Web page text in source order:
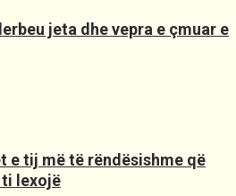
jeta dhe vepra e çmuar e
e tij më të rëndësishme që
lexojë